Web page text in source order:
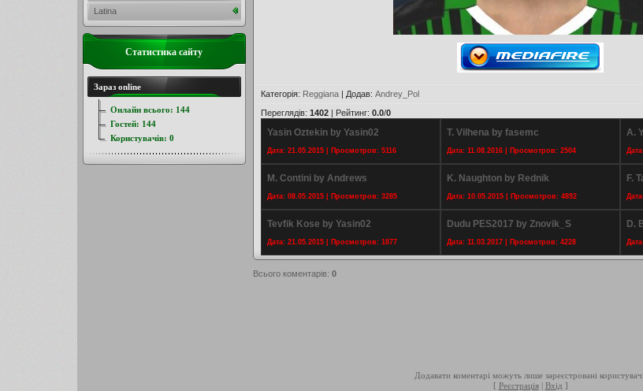
Категорія: Reggiana| Додав: Andrey_Pol
Переглядів: 1402| Рейтинг: 0.0/0
Yasin Oztekin by Yasin02
Дата: 21.05.2015 | Просмотров: 5116
T. Vilhena by fasemc
Дата: 11.08.2016 | Просмотров: 2504
A.
M. Contini by Andrews
Дата: 08.05.2015 | Просмотров: 3285
K. Naughton by Rednik
Дата: 10.05.2015 | Просмотров: 4892
F.
Tevfik Kose by Yasin02
Дата: 21.05.2015 | Просмотров: 1877
Dudu PES2017 by Znovik_S
Дата: 11.03.2017 | Просмотров: 4228
D.
Всього коментарів: 0
Додавати коментарі можуть лише зареєстровані користувачі.
[ Реєстрація| Вхід ]
Latina
Статистика сайту
Зараз online
Онлайн всього: 144
Гостей: 144
Користувачів: 0